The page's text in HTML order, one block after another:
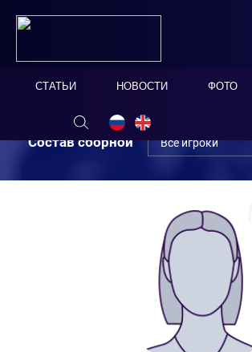
СТАТЬИ НОВОСТИ ФОТО
Состав сборной Все игроки